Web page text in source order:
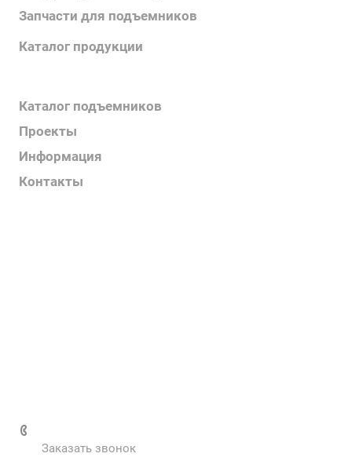
Запчасти для подъемников
Каталог продукции
Каталог подъемников
Проекты
Информация
Контакты
Заказать звонок